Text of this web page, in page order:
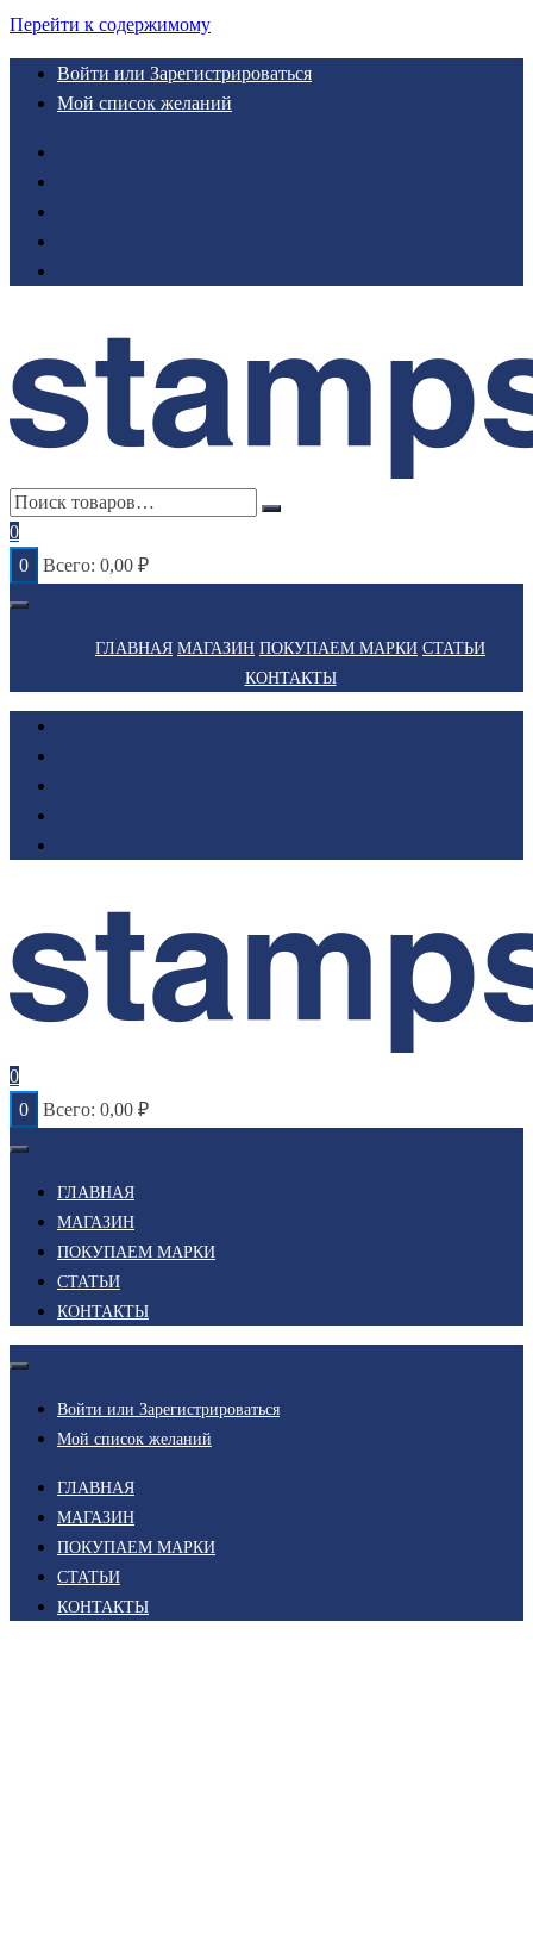
Перейти к содержимому
Войти или Зарегистрироваться
Мой список желаний
0
0
Всего: 0,00 ₽
ГЛАВНАЯ МАГАЗИН ПОКУПАЕМ МАРКИ СТАТЬИ
КОНТАКТЫ
0
0
Всего: 0,00 ₽
ГЛАВНАЯ
МАГАЗИН
ПОКУПАЕМ МАРКИ
СТАТЬИ
КОНТАКТЫ
Войти или Зарегистрироваться
Мой список желаний
ГЛАВНАЯ
МАГАЗИН
ПОКУПАЕМ МАРКИ
СТАТЬИ
КОНТАКТЫ